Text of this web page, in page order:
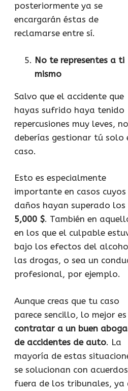
posteriormente ya se
encargarán éstas de
reclamarse entre sí.
No te representes a ti
mismo
Salvo que el accidente que
hayas sufrido haya tenido
repercusiones muy leves, no
deberías gestionar tú solo
caso.
Esto es especialmente
importante en casos cuyos
daños hayan superado los
5,000 $. También en
en los que el culpable
bajo los efectos del
las drogas, o sea un
profesional, por ejemplo.
Aunque creas que tu caso
parece sencillo, lo mejor es
contratar a un buen
de accidentes de auto. La
mayoría de estas
se solucionan con acuerdos
fuera de los tribunales, ya